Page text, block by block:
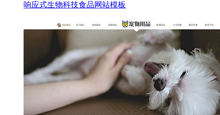
响应式生物科技食品网站模板